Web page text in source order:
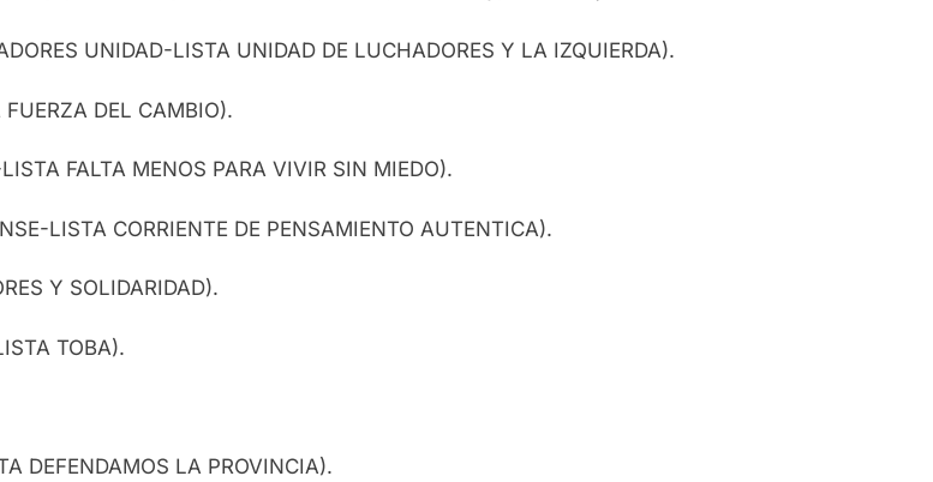
UNIDAD-LISTA UNIDAD DE LUCHADORES Y LA IZQUIERDA).
DEL CAMBIO).
FALTA MENOS PARA VIVIR SIN MIEDO).
LISTA CORRIENTE DE PENSAMIENTO AUTENTICA).
Y SOLIDARIDAD).
TOBA).
DEFENDAMOS LA PROVINCIA).